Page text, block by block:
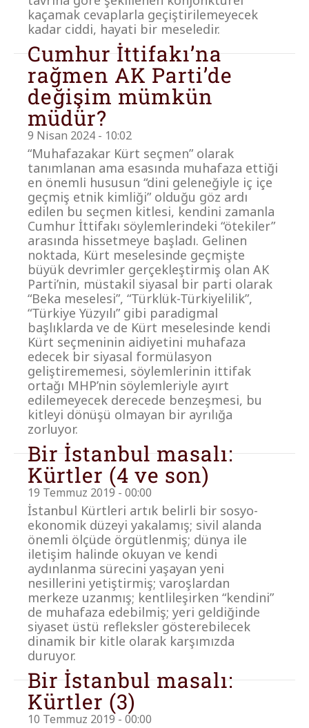
kaçamak cevaplarla geçiştirilemeyecek
kadar ciddi, hayati bir meseledir.
Cumhur İttifakı’na
rağmen AK Parti’de
değişim mümkün
müdür?
9 Nisan 2024 - 10:02
“Muhafazakar Kürt seçmen” olarak
tanımlanan ama esasında muhafaza ettiği
en önemli hususun “dini geleneğiyle iç içe
geçmiş etnik kimliği” olduğu göz ardı
edilen bu seçmen kitlesi, kendini zamanla
Cumhur İttifakı söylemlerindeki “ötekiler”
arasında hissetmeye başladı. Gelinen
noktada, Kürt meselesinde geçmişte
büyük devrimler gerçekleştirmiş olan AK
Parti’nin, müstakil siyasal bir parti olarak
“Beka meselesi”, “Türklük-Türkiyelilik”,
“Türkiye Yüzyılı” gibi paradigmal
başlıklarda ve de Kürt meselesinde kendi
Kürt seçmeninin aidiyetini muhafaza
edecek bir siyasal formülasyon
geliştirememesi, söylemlerinin ittifak
ortağı MHP’nin söylemleriyle ayırt
edilemeyecek derecede benzeşmesi, bu
kitleyi dönüşü olmayan bir ayrılığa
zorluyor.
Bir İstanbul masalı:
Kürtler (4 ve son)
19 Temmuz 2019 - 00:00
İstanbul Kürtleri artık belirli bir sosyo-
ekonomik düzeyi yakalamış; sivil alanda
önemli ölçüde örgütlenmiş; dünya ile
iletişim halinde okuyan ve kendi
aydınlanma sürecini yaşayan yeni
nesillerini yetiştirmiş; varoşlardan
merkeze uzanmış; kentlileşirken “kendini”
de muhafaza edebilmiş; yeri geldiğinde
siyaset üstü refleksler gösterebilecek
dinamik bir kitle olarak karşımızda
duruyor.
Bir İstanbul masalı:
Kürtler (3)
10 Temmuz 2019 - 00:00